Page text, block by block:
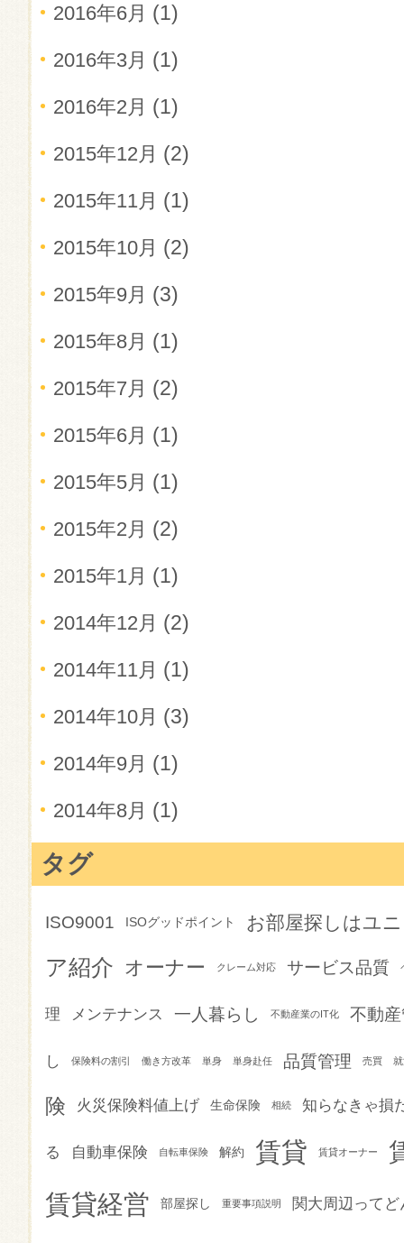
2016年6月 (1)
2016年3月 (1)
2016年2月 (1)
2015年12月 (2)
2015年11月 (1)
2015年10月 (2)
2015年9月 (3)
2015年8月 (1)
2015年7月 (2)
2015年6月 (1)
2015年5月 (1)
2015年2月 (2)
2015年1月 (1)
2014年12月 (2)
2014年11月 (1)
2014年10月 (3)
2014年9月 (1)
2014年8月 (1)
タグ
ISO9001 ISOグッドポイント お部屋探しはユ
ア紹介 オーナー クレーム対応 サービス品質
理 メンテナンス 一人暮らし 不動産業のIT化 不動
し 保険料の割引 働き方改革 単身 単身赴任 品質管理 売買
険 火災保険料値上げ 生命保険 相続 知らなきゃ損
る 自動車保険 自転車保険 解約 賃貸 賃貸オーナー
賃貸経営 部屋探し 重要事項説明 関大周辺って